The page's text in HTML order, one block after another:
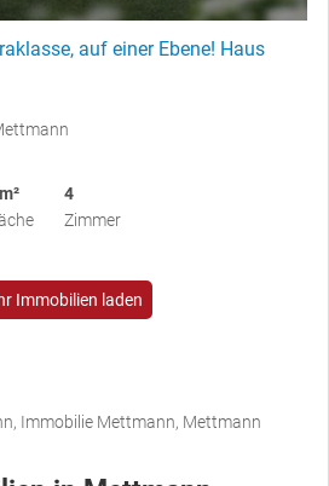
auf einer Ebene! Haus
4
Zimmer
Immobilien laden
Immobilie Mettmann, Mettmann